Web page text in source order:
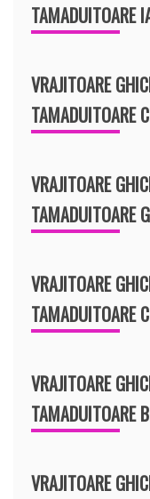
TAMADUITOARE
VRAJITOARE
TAMADUITOARE
VRAJITOARE
TAMADUITOARE
VRAJITOARE
TAMADUITOARE
VRAJITOARE
TAMADUITOARE
VRAJITOARE